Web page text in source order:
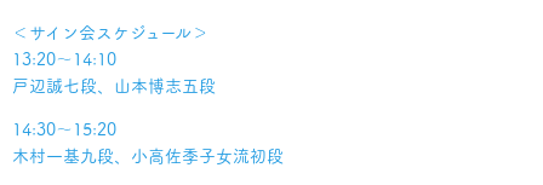
＜サイン会スケジュール＞
13:20～14:10
戸辺誠七段、山本博志五段
14:30～15:20
木村一基九段、小高佐季子女流初段